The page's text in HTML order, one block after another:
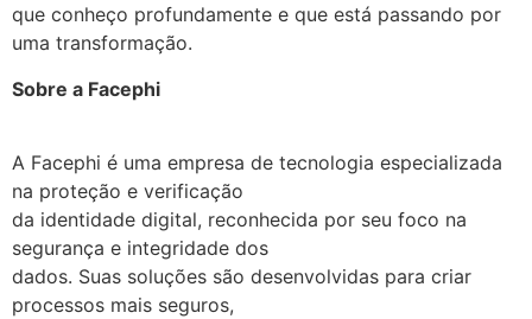
que conheço profundamente e que está passando por
uma transformação.
Sobre a Facephi
A Facephi é uma empresa de tecnologia especializada
na proteção e verificação
da identidade digital, reconhecida por seu foco na
segurança e integridade dos
dados. Suas soluções são desenvolvidas para criar
processos mais seguros,